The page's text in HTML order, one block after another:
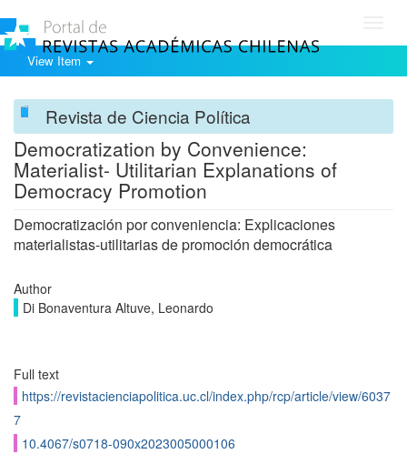
View Item
Revista de Ciencia Política
Democratization by Convenience:
Materialist- Utilitarian Explanations of
Democracy Promotion
Democratización por conveniencia: Explicaciones
materialistas-utilitarias de promoción democrática
Author
Di Bonaventura Altuve, Leonardo
Full text
https://revistacienciapolitica.uc.cl/index.php/rcp/article/view/6037
7
10.4067/s0718-090x2023005000106